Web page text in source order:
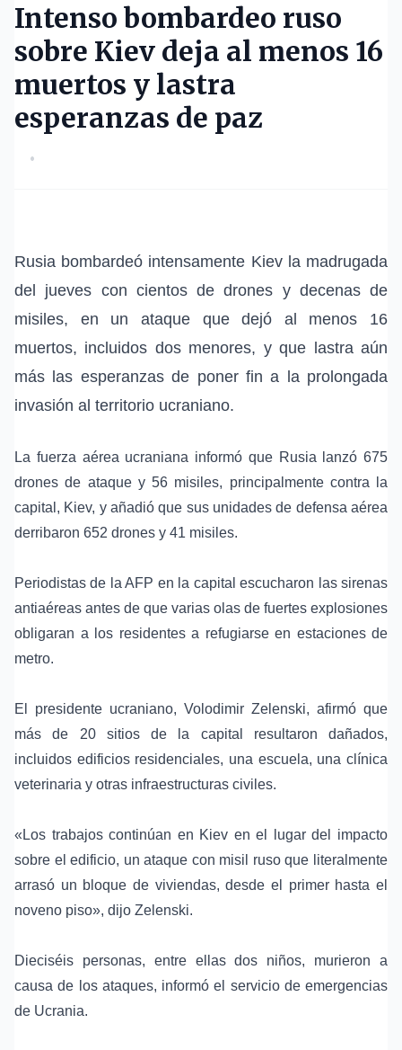
Intenso bombardeo ruso
sobre Kiev deja al menos 16
muertos y lastra
esperanzas de paz
•
Rusia bombardeó intensamente Kievla madrugada
del jueves con cientos dedrones y decenas de
misiles, en un ataque que dejó al menos 16
muertos, incluidos dos menores, y que lastra aún
más las esperanzas de poner fin a la prolongada
invasión al territorio ucraniano.
La fuerza aérea ucraniana informó que Rusia lanzó 675
drones de ataque y 56 misiles, principalmente contra la
capital, Kiev, y añadió que sus unidades de defensa aérea
derribaron 652 drones y 41 misiles.
Periodistas de la AFP en la capital escucharon las sirenas
antiaéreas antes de que varias olas de fuertes explosiones
obligaran a los residentes a refugiarse en estaciones de
metro.
El presidente ucraniano, Volodimir Zelenski, afirmó que
más de 20 sitios de la capital resultaron dañados,
incluidos edificios residenciales, una escuela, una clínica
veterinaria y otras infraestructuras civiles.
«Los trabajos continúan en Kiev en el lugar del impacto
sobre el edificio, un ataque con misil ruso que literalmente
arrasó un bloque de viviendas, desde el primer hasta el
noveno piso», dijo Zelenski.
Dieciséis personas, entre ellas dos niños, murieron a
causa de los ataques, informó el servicio de emergencias
de Ucrania.